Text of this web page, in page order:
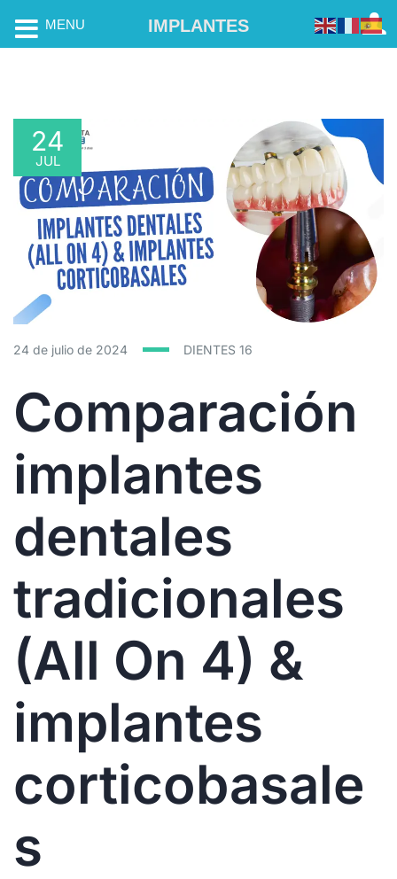
24
JUL
24 de julio de 2024 DIENTES 16
Comparación
implantes
dentales
tradicionales
(All On 4) &
implantes
corticobasale
s
MENU IMPLANTES